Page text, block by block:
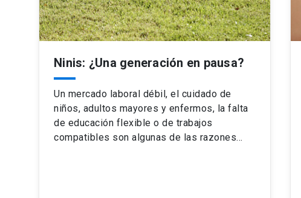
Ninis: ¿Una generación en pausa?
Un mercado laboral débil, el cuidado de
niños, adultos mayores y enfermos, la falta
de educación flexible o de trabajos
compatibles son algunas de las razones…